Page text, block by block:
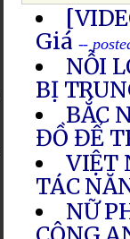
Giá --
NỖI
BỊ
BẮC
ĐỒ ĐỂ
VIỆT
TÁC
NỮ